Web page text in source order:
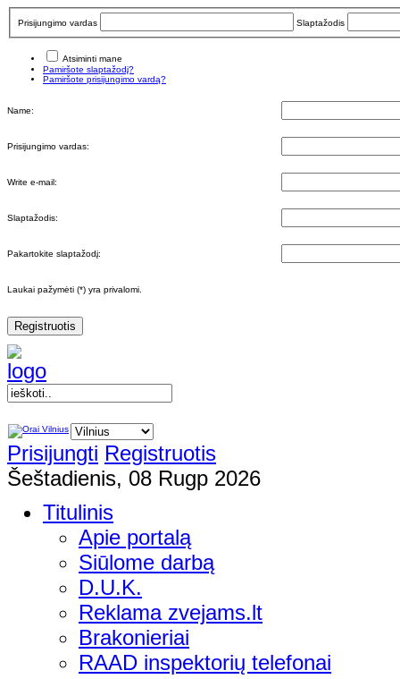
Prisijungimo vardas Slaptažodis
Atsiminti mane
Pamiršote slaptažodį?
Pamiršote prisijungimo vardą?
Name:
Prisijungimo vardas:
Write e-mail:
Slaptažodis:
Pakartokite slaptažodį:
Laukai pažymėti (*) yra privalomi.
Registruotis
Prisijungti Registruotis
Šeštadienis, 08 Rugp 2026
Titulinis
Apie portalą
Siūlome darbą
D.U.K.
Reklama zvejams.lt
Brakonieriai
RAAD inspektorių telefonai